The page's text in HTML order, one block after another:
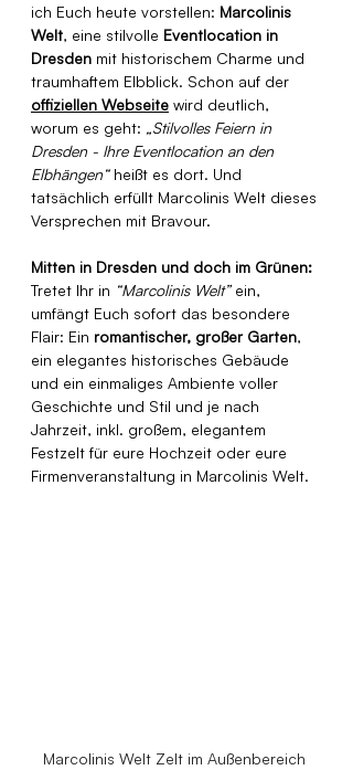
ich Euch heute vorstellen: Marcolinis
Welt, eine stilvolle Eventlocation in
Dresden mit historischem Charme und
traumhaftem Elbblick. Schon auf der
offiziellen Webseite wird deutlich,
worum es geht: „Stilvolles Feiern in
Dresden - Ihre Eventlocation an den
Elbhängen“ heißt es dort. Und
tatsächlich erfüllt Marcolinis Welt dieses
Versprechen mit Bravour.
Mitten in Dresden und doch im Grünen:
Tretet Ihr in “Marcolinis Welt” ein,
umfängt Euch sofort das besondere
Flair: Ein romantischer, großer Garten,
ein elegantes historisches Gebäude
und ein einmaliges Ambiente voller
Geschichte und Stil und je nach
Jahrzeit, inkl. großem, elegantem
Festzelt für eure Hochzeit oder eure
Firmenveranstaltung in Marcolinis Welt.
Marcolinis Welt Zelt im Außenbereich